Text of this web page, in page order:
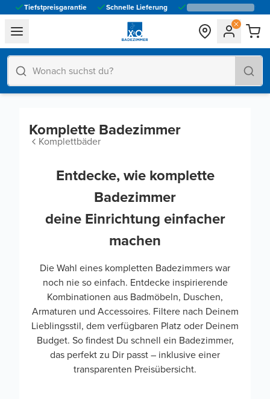
Tiefstpreisgarantie Schnelle Lieferung
general.navigation.toggle_menu.label
Komplette Badezimmer
Komplettbäder
Entdecke, wie komplette
Badezimmer
deine Einrichtung einfacher
machen
Die Wahl eines kompletten Badezimmers war
noch nie so einfach. Entdecke inspirierende
Kombinationen aus Badmöbeln, Duschen,
Armaturen und Accessoires. Filtere nach Deinem
Lieblingsstil, dem verfügbaren Platz oder Deinem
Budget. So findest Du schnell ein Badezimmer,
das perfekt zu Dir passt – inklusive einer
transparenten Preisübersicht.